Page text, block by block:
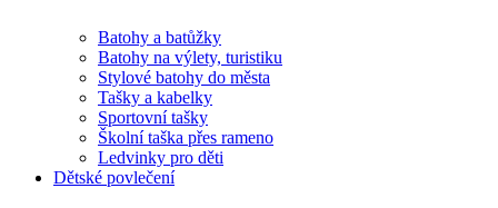
Batohy a batůžky
Batohy na výlety, turistiku
Stylové batohy do města
Tašky a kabelky
Sportovní tašky
Školní taška přes rameno
Ledvinky pro děti
Dětské povlečení